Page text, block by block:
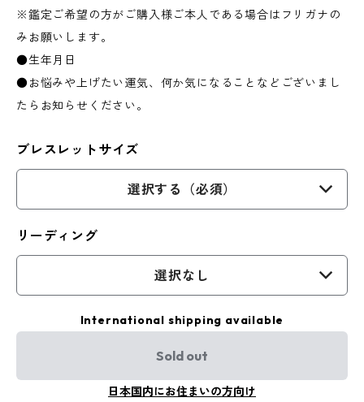
※鑑定ご希望の方がご購入様ご本人である場合はフリガナの
みお願いします。
●生年月日
●お悩みや上げたい運気、何か気になることなどございまし
たらお知らせください。
ブレスレットサイズ
選択する（必須）
リーディング
選択なし
International shipping available
Sold out
日本国内にお住まいの方向け